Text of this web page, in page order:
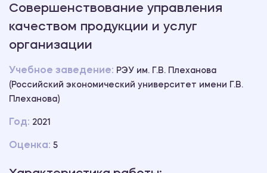
Совершенствование управления
качеством продукции и услуг
организации
Учебное заведение: РЭУ им. Г.В. Плеханова
(Российский экономический университет имени Г.В.
Плеханова)
Год: 2021
Оценка: 5